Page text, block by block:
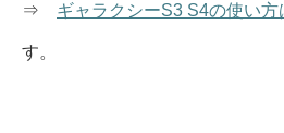
⇒ ギャラクシーS3 S4の使い方
す。